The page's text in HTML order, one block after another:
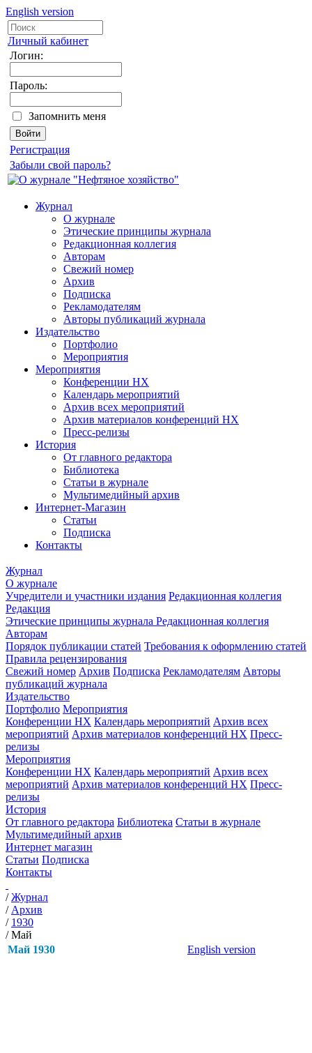
English version
Личный кабинет
Логин:
Пароль:
Запомнить меня
Регистрация
Забыли свой пароль?
Журнал
О журнале
Этические принципы журнала
Редакционная коллегия
Авторам
Свежий номер
Архив
Подписка
Рекламодателям
Авторы публикаций журнала
Издательство
Портфолио
Мероприятия
Мероприятия
Конференции НХ
Календарь мероприятий
Архив всех мероприятий
Архив материалов конференций НХ
Пресс-релизы
История
От главного редактора
Библиотека
Статьи в журнале
Мультимедийный архив
Интернет-Магазин
Статьи
Подписка
Контакты
Журнал
О журнале
Учредители и участники издания Редакционная коллегия
Редакция
Этические принципы журнала Редакционная коллегия
Авторам
Порядок публикации статей Требования к оформлению статей
Правила рецензирования
Свежий номер Архив Подписка Рекламодателям Авторы
публикаций журнала
Издательство
Портфолио Мероприятия
Конференции НХ Календарь мероприятий Архив всех
мероприятий Архив материалов конференций НХ Пресс-
релизы
Мероприятия
Конференции НХ Календарь мероприятий Архив всех
мероприятий Архив материалов конференций НХ Пресс-
релизы
История
От главного редактора Библиотека Статьи в журнале
Мультимедийный архив
Интернет магазин
Статьи Подписка
Контакты
/Журнал
/ Архив
/ 1930
/Май
Май 1930
English version